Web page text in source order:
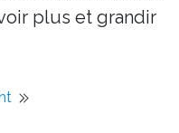
plus et grandir